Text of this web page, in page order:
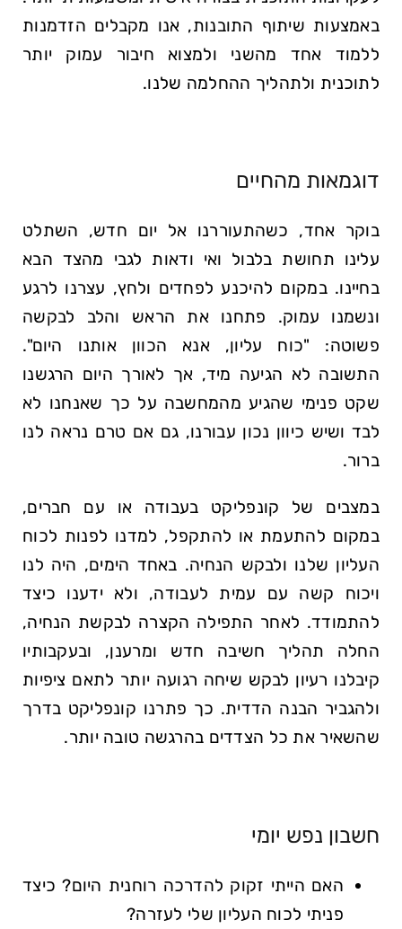
באמצעות שיתוף התובנות, אנו מקבלים הזדמנות
ללמוד אחד מהשני ולמצוא חיבור עמוק יותר
לתוכנית ולתהליך ההחלמה שלנו.
דוגמאות מהחיים
בוקר אחד, כשהתעוררנו אל יום חדש, השתלט
עלינו תחושת בלבול ואי ודאות לגבי מהצד הבא
בחיינו. במקום להיכנע לפחדים ולחץ, עצרנו לרגע
ונשמנו עמוק. פתחנו את הראש והלב לבקשה
פשוטה: "כוח עליון, אנא הכוון אותנו היום".
התשובה לא הגיעה מיד, אך לאורך היום הרגשנו
שקט פנימי שהגיע מהמחשבה על כך שאנחנו לא
לבד ושיש כיוון נכון עבורנו, גם אם טרם נראה לנו
ברור.
במצבים של קונפליקט בעבודה או עם חברים,
במקום להתעמת או להתקפל, למדנו לפנות לכוח
העליון שלנו ולבקש הנחיה. באחד הימים, היה לנו
ויכוח קשה עם עמית לעבודה, ולא ידענו כיצד
להתמודד. לאחר התפילה הקצרה לבקשת הנחיה,
החלה תהליך חשיבה חדש ומרענן, ובעקבותיו
קיבלנו רעיון לבקש שיחה רגועה יותר לתאם ציפיות
ולהגביר הבנה הדדית. כך פתרנו קונפליקט בדרך
שהשאיר את כל הצדדים בהרגשה טובה יותר.
חשבון נפש יומי
האם הייתי זקוק להדרכה רוחנית היום? כיצד
פניתי לכוח העליון שלי לעזרה?